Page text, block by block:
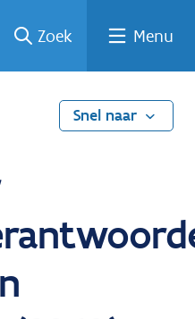
Zoek Menu
Snel naar